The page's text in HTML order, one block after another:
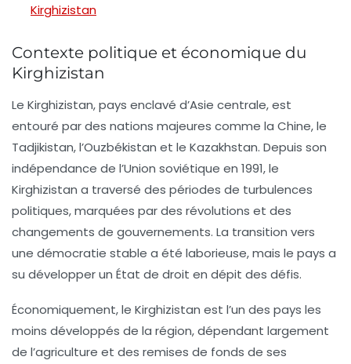
Kirghizistan
Contexte politique et économique du
Kirghizistan
Le Kirghizistan, pays enclavé d’Asie centrale, est
entouré par des nations majeures comme la Chine, le
Tadjikistan, l’Ouzbékistan et le Kazakhstan. Depuis son
indépendance de l’Union soviétique en 1991, le
Kirghizistan a traversé des périodes de turbulences
politiques, marquées par des révolutions et des
changements de gouvernements. La transition vers
une démocratie stable a été laborieuse, mais le pays a
su développer un État de droit en dépit des défis.
Économiquement, le Kirghizistan est l’un des pays les
moins développés de la région, dépendant largement
de l’agriculture et des remises de fonds de ses